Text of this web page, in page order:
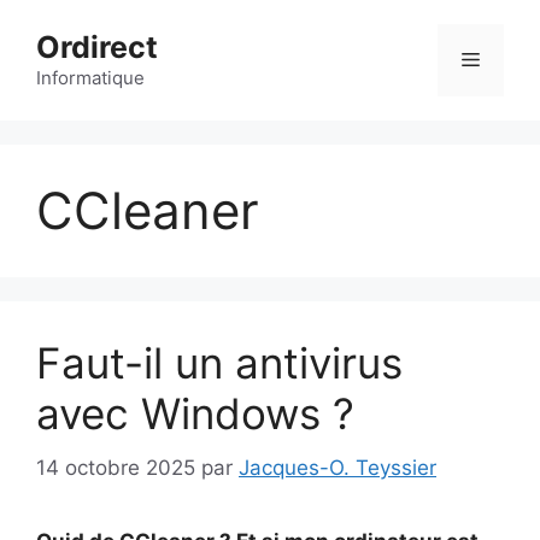
contenu
Ordirect
Informatique
Menu
CCleaner
Faut-il un antivirus
avec Windows ?
14 octobre 2025 par Jacques-O. Teyssier